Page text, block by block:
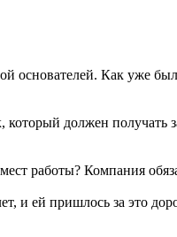
основателей. Как уже
должен получать
работы? Компания
и ей пришлось за это